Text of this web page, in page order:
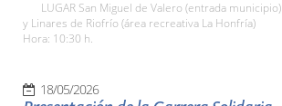
LUGAR San Miguel de Valero (entrada municipio)
y Linares de Riofrío (área recreativa La Honfría)
Hora: 10:30 h.
18/05/2026